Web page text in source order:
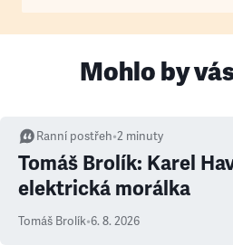
Mohlo by
Ranní postřeh•2 minuty
Tomáš Brolík: Karel
elektrická morálka
Tomáš Brolík•6. 8. 2026